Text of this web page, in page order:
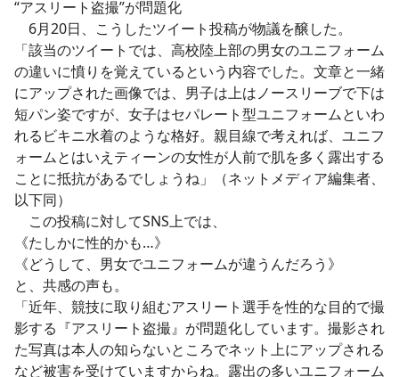
“アスリート盗撮”が問題化
6月20日、こうしたツイート投稿が物議を醸した。
「該当のツイートでは、高校陸上部の男女のユニフォーム
の違いに憤りを覚えているという内容でした。文章と一緒
にアップされた画像では、男子は上はノースリーブで下は
短パン姿ですが、女子はセパレート型ユニフォームといわ
れるビキニ水着のような格好。親目線で考えれば、ユニフ
ォームとはいえティーンの女性が人前で肌を多く露出する
ことに抵抗があるでしょうね」（ネットメディア編集者、
以下同）
この投稿に対してSNS上では、
《たしかに性的かも…》
《どうして、男女でユニフォームが違うんだろう》
と、共感の声も。
「近年、競技に取り組むアスリート選手を性的な目的で撮
影する『アスリート盗撮』が問題化しています。撮影され
た写真は本人の知らないところでネット上にアップされる
など被害を受けていますからね。露出の多いユニフォーム